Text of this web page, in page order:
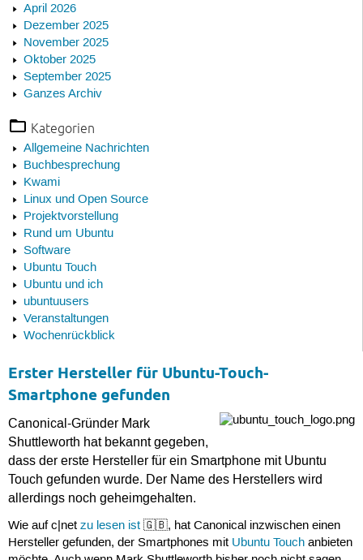
April 2026
Dezember 2025
November 2025
Oktober 2025
September 2025
Ganzes Archiv
Kategorien
Allgemeine Nachrichten
Buchbesprechung
Kwami
Linux und Open Source
Projektvorstellung
Rund um Ubuntu
Software
Ubuntu Touch
Ubuntu und ich
ubuntuusers
Veranstaltungen
Wochenrückblick
Erster Hersteller für Ubuntu-Touch-
Smartphone gefunden
Canonical-Gründer Mark
Shuttleworth hat bekannt gegeben,
dass der erste Hersteller für ein Smartphone mit Ubuntu
Touch gefunden wurde. Der Name des Herstellers wird
allerdings noch geheimgehalten.
Wie auf c|net zu lesen ist🇬🇧, hat Canonical inzwischen einen
Hersteller gefunden, der Smartphones mit Ubuntu Touchanbieten